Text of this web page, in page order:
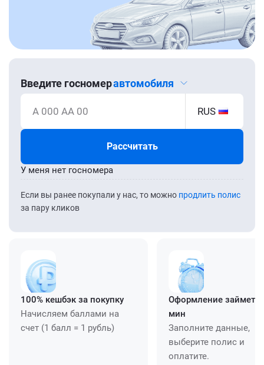
Введите госномеравтомобиля
А 000 АА 00 RUS
Рассчитать
Если вы ранее покупали у нас, то можно продлить полис
за пару кликов
У меня нет госномера
100% кешбэк за покупку
Начисляем баллами на
счет (1 балл = 1 рубль)
Оформление займет
мин
Заполните данные,
выберите полис и
оплатите.